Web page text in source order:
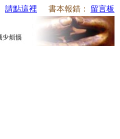
請點這裡 書本報錯： 留言板